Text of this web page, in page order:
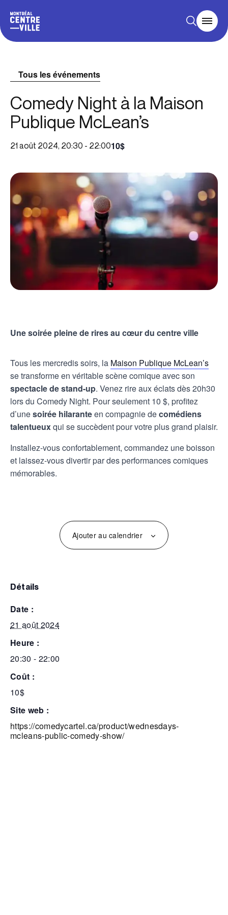
Tous les événements
Comedy Night à la Maison
Publique McLean’s
21 août 2024, 20:30 - 22:0010$
Une soirée pleine de rires au cœur du centre ville
Tous les mercredis soirs, la Maison Publique McLean’s
se transforme en véritable scène comique avec son
spectacle de stand-up. Venez rire aux éclats dès 20h30
lors du Comedy Night. Pour seulement 10 $, profitez
d’unesoirée hilaranteen compagnie decomédiens
talentueuxqui se succèdent pour votre plus grand plaisir.
Installez-vous confortablement, commandez une boisson
et laissez-vous divertir par des performances comiques
mémorables.
Ajouter au calendrier
détails
date :
21 août 2024
heure :
20:30 - 22:00
coût :
10$
site web :
https://comedycartel.ca/product/wednesdays-
mcleans-public-comedy-show/